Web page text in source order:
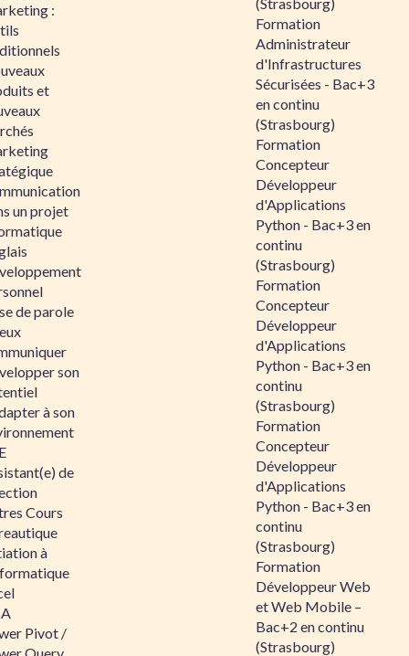
:
et
un projet
de parole
son
à son
de
Cours
à
Pivot /
Formation
Administrateur
d'Infrastructures
Sécurisées - Bac+3
en continu
(Strasbourg)
Formation
Concepteur
Développeur
d'Applications
Python - Bac+3 en
continu
(Strasbourg)
Formation
Concepteur
Développeur
d'Applications
Python - Bac+3 en
continu
(Strasbourg)
Formation
Concepteur
Développeur
d'Applications
Python - Bac+3 en
continu
(Strasbourg)
Formation
Développeur Web
et Web Mobile –
Bac+2 en continu
(Strasbourg)